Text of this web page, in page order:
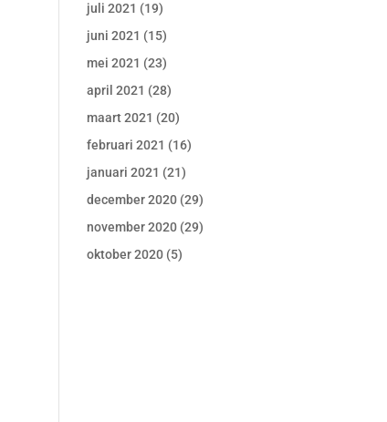
juli 2021 (19)
juni 2021 (15)
mei 2021 (23)
april 2021 (28)
maart 2021 (20)
februari 2021 (16)
januari 2021 (21)
december 2020 (29)
november 2020 (29)
oktober 2020 (5)